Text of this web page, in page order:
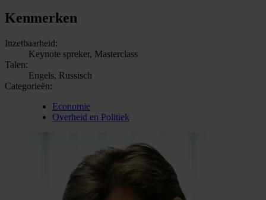
Kenmerken
Inzetbaarheid:
Keynote spreker, Masterclass
Talen:
Engels, Russisch
Categorieën:
Economie
Overheid en Politiek